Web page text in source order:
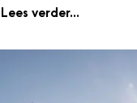
Lees verder...